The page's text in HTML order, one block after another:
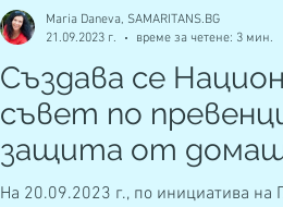
Създава се
съвет по
защита от
насилие
На 20.09.2023 г., по инициатива на
Maria Daneva, SAMARITANS.BG
21.09.2023 г.
време за четене: 3 мин.